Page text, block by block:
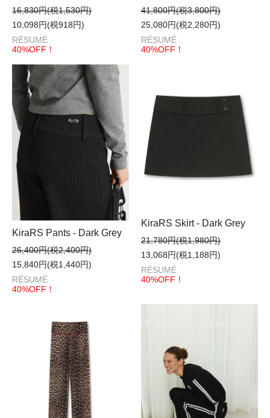
16,830円(税1,530円)
10,098円(税918円)
RÉSUMÉ
40%OFF！
41,800円(税3,800円)
25,080円(税2,280円)
RÉSUMÉ
40%OFF！
KiraRS Pants - Dark Grey
26,400円(税2,400円)
15,840円(税1,440円)
RÉSUMÉ
40%OFF！
KiraRS Skirt - Dark Grey
21,780円(税1,980円)
13,068円(税1,188円)
RÉSUMÉ
40%OFF！